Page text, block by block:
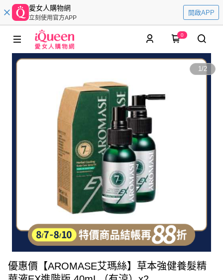
愛女人購物網
立刻使用官方APP
開啟APP
0
1/2
優惠價【AROMASE艾瑪絲】草本強健養髮精